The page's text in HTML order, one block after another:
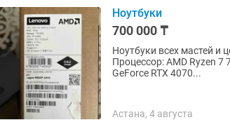
Ноутбуки
700 000 ₸
Ноутбуки всех мастей и цен Acer Nitro 16 (USA) Дисплей: 16.0" WQXGA (2560 x
Процессор: AMD Ryzen
GeForce RTX 4070...
Астана, 4 августа